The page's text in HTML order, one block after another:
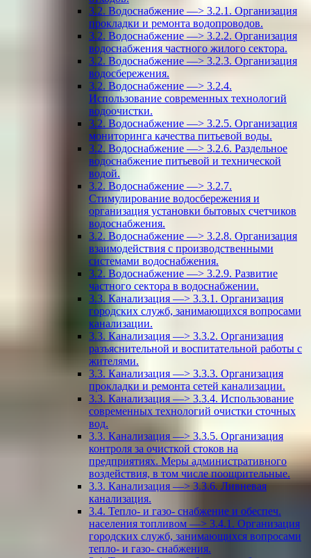
3.2. Водоснабжение —> 3.2.1. Организация
прокладки и ремонта водопроводов.
3.2. Водоснабжение —> 3.2.2. Организация
водоснабжения частного жилого сектора.
3.2. Водоснабжение —> 3.2.3. Организация
водосбережения.
3.2. Водоснабжение —> 3.2.4.
Использование современных технологий
водоочистки.
3.2. Водоснабжение —> 3.2.5. Организация
мониторинга качества питьевой воды.
3.2. Водоснабжение —> 3.2.6. Раздельное
водоснабжение питьевой и технической
водой.
3.2. Водоснабжение —> 3.2.7.
Стимулирование водосбережения и
организация установки бытовых счетчиков
водоснабжения.
3.2. Водоснабжение —> 3.2.8. Организация
взаимодействия с производственными
системами водоснабжения.
3.2. Водоснабжение —> 3.2.9. Развитие
частного сектора в водоснабжении.
3.3. Канализация —> 3.3.1. Организация
городских служб, занимающихся вопросами
канализации.
3.3. Канализация —> 3.3.2. Организация
разъяснительной и воспитательной работы с
жителями.
3.3. Канализация —> 3.3.3. Организация
прокладки и ремонта сетей канализации.
3.3. Канализация —> 3.3.4. Использование
современных технологий очистки сточных
вод.
3.3. Канализация —> 3.3.5. Организация
контроля за очисткой стоков на
предприятиях. Меры административного
воздействия, в том числе поощрительные.
3.3. Канализация —> 3.3.6. Ливневая
канализация.
3.4. Тепло- и газо- снабжение и обеспеч.
населения топливом —> 3.4.1. Организация
городских служб, занимающихся вопросами
тепло- и газо- снабжения.